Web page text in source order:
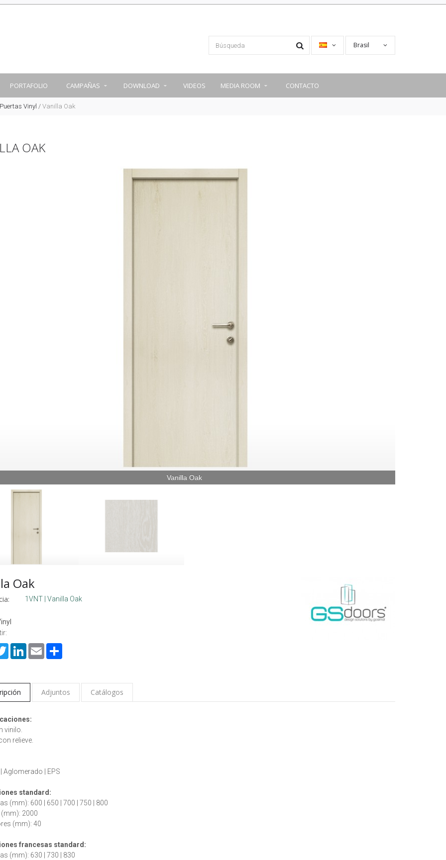
Brasil
PORTAFOLIO CAMPAÑAS DOWNLOAD VIDEOS MEDIA ROOM CONTACTO
Puertas Vinyl / Vanilla Oak
OAK
Vanilla Oak
Oak
1VNT | Vanilla Oak
TwitterLinkedInEmail Share
Adjuntos Catálogos
vinilo.
relieve.
Aglomerado | EPS
standard:
(mm): 600 | 650 | 700 | 750 | 800
2000
(mm): 40
francesas standard :
(mm): 630 | 730 | 830